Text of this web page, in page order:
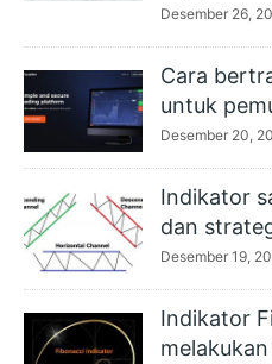
Desember 26,
Cara
untuk
Desember 20,
Indikator
dan
Desember 19,
Indikator